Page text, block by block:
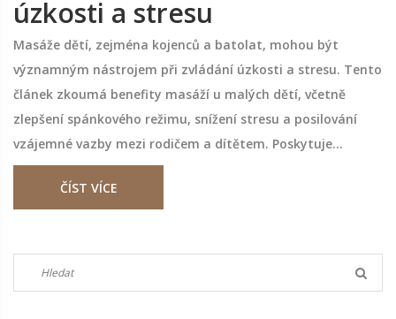
úzkosti a stresu
Masáže dětí, zejména kojenců a batolat, mohou být
významným nástrojem při zvládání úzkosti a stresu. Tento
článek zkoumá benefity masáží u malých dětí, včetně
zlepšení spánkového režimu, snížení stresu a posilování
vzájemné vazby mezi rodičem a dítětem. Poskytuje
praktické tipy na to, jak masáže provádět bezpečně a
efektivně doma. Díky citlivému přístupu mohou rodiče
způsoby, jak zlepšit pohodu svých dětí.
ČÍST VÍCE